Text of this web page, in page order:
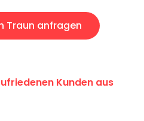
Traun anfragen
Kunden aus